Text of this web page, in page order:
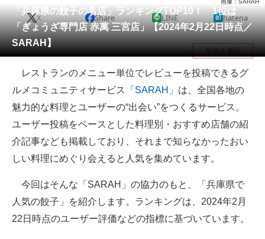
会員記事
メディア
注目記事を集めた総合ページ
ITの今と未来を見通す
スマホと通信の最新トレンド
進化するPCとデバイスの未来
好きが集まる 比べて選べる
ビジネスと働き方のヒント
「兵庫県の餃子の名店」ランキングTOP10！ 1位は
「ぎょうざ専門店 赤萬 三宮店」【2024年2月22日時点／
SARAH】
画像：SARAH
X Share LINE hatena
目次を表示
レストランのメニュー単位でレビューを投稿できるグ
ルメコミュニティサービス
「SARAH」 は、全国各地の
魅力的な料理とユーザーの“出会い”をつくるサービス。
ユーザー投稿をベースとした料理別・おすすめ店舗の紹
介記事なども掲載しており、それまで知らなかったおい
しい料理にめぐり会えると人気を集めています。
今回はそんな「SARAH」の協力のもと、「兵庫県で
人気の餃子」を紹介します。ランキングは、2024年2月
22日時点のユーザー評価などの指標に基づいています。